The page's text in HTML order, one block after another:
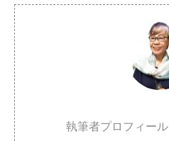
執筆者プロフィール